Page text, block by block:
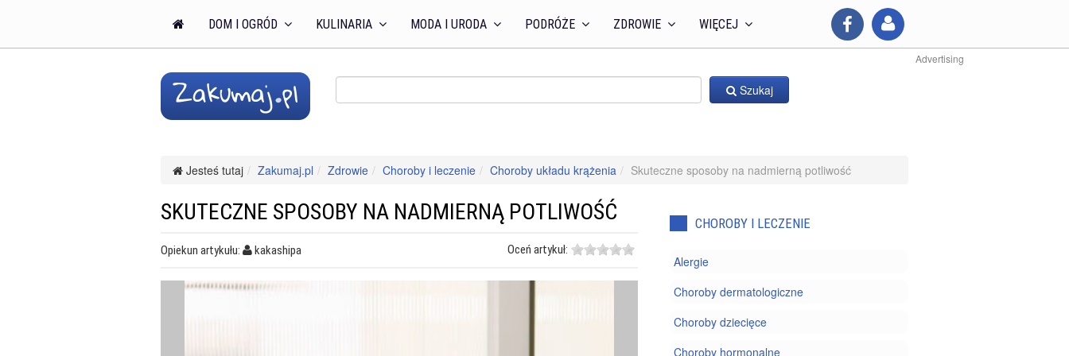
DOM I OGRÓD KULINARIA MODA I URODA PODRÓŻE ZDROWIE WIĘCEJ
Advertising
Szukaj
Jesteś tutaj Zakumaj.pl Zdrowie Choroby i leczenie Choroby układu krążenia Skuteczne sposoby na nadmierną potliwość
SKUTECZNE SPOSOBY NA NADMIERNĄ POTLIWOŚĆ
Opiekun artykułu: kakashipa Oceń artykuł:
CHOROBY I LECZENIE
Alergie
Choroby dermatologiczne
Choroby dziecięce
Choroby hormonalne